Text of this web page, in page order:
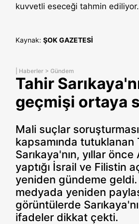
kuvvetli eseceği tahmin ediliyor.
Kaynak: ŞOK GAZETESİ
Haberler > Gündem
Tahir
geçmişi ortaya
Mali suçlar soruşturması
kapsamında tutuklanan
Sarıkaya'nın, yıllar
yaptığı İsrail ve Filistin
yeniden gündeme geldi.
medyada yeniden
görüntülerde
ifadeler dikkat çekti.